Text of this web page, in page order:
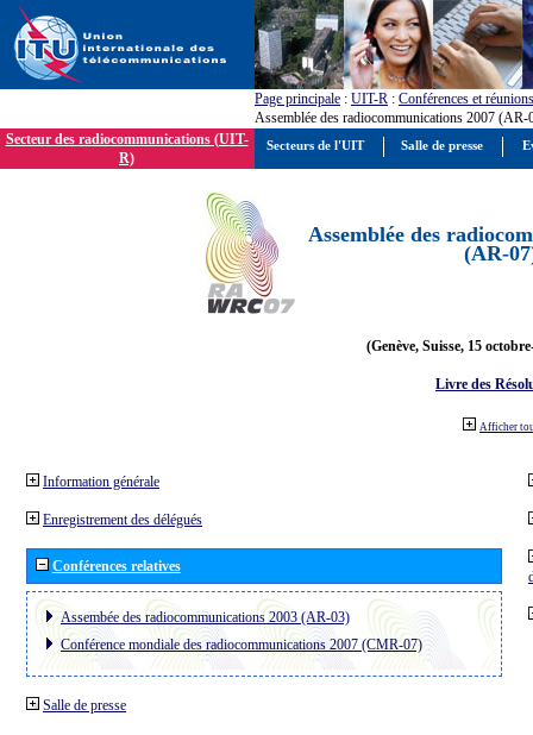
Page principale : UIT-R : Conférences et réunions
Assemblée des radiocommunications 2007 (AR-
Secteur des radiocommunications (UIT-
R)
Assemblée des
(AR-
(Genève, Suisse, 15
Livre des
Afficher
Information générale
Enregistrement des délégués
Conférences relatives
Assembée des radiocommunications 2003 (AR-03)
Conférence mondiale des radiocommunications 2007 (CMR-07)
Salle de presse
Secteurs de l'UIT Salle de presse